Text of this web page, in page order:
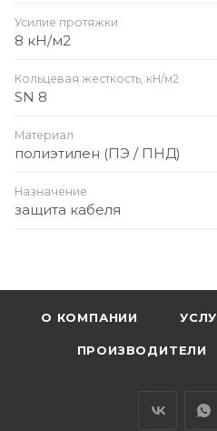
Усилие протяжки
8 кН/м2
Кольцевая жесткость, кН/м2
SN 8
Материал
полиэтилен (ПЭ / ПНД)
Назначение
защита кабеля
О КОМПАНИИ
ПРОИЗВОДИТЕЛИ